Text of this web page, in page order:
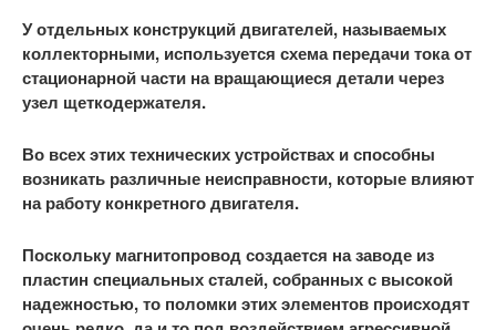
У отдельных конструкций двигателей, называемых
коллекторными, используется схема передачи тока от
стационарной части на вращающиеся детали через
узел щеткодержателя.
Во всех этих технических устройствах и способны
возникать различные неисправности, которые влияют
на работу конкретного двигателя.
Поскольку магнитопровод создается на заводе из
пластин специальных сталей, собранных с высокой
надежностью, то поломки этих элементов происходят